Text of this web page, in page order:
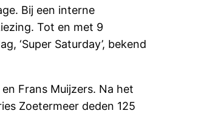
Bij een interne
Tot en met 9
‘Super Saturday’, bekend
Frans Muijzers. Na het
Zoetermeer deden 125